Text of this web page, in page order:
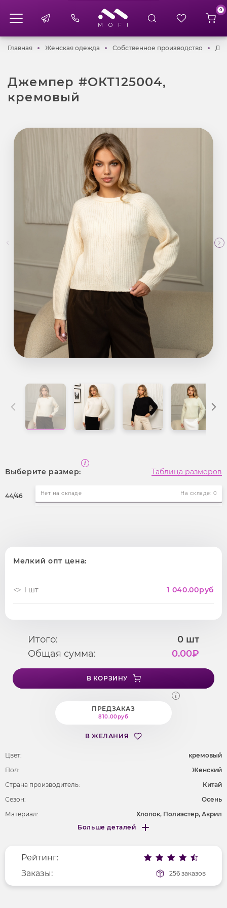
0
ГлавнаяГлавнаяЖенская одежда Женская одежда
Собственное производство
Джемпер #ОКТ125004,
кремовый
Выберите размер: Таблица размеров
44/46 Нет на складе На складе: 0
Мелкий опт цена:
1 шт 1 040.00руб
Итого: 0 шт
Общая сумма:
0.00₽
В КОРЗИНУ
ПРЕДЗАКАЗ
810.00руб
В ЖЕЛАНИЯ
Цвет:
кремовый
Пол:
Женский
Страна производитель:
Китай
Сезон:
Осень
Материал:
Хлопок, Полиэстер, Акрил
Фактура материала
трикотажный
Длина рукава
длинные
Вырез горловины
округлый
Больше деталей
Меньше деталей
Рейтинг:
Заказы:
256 заказов